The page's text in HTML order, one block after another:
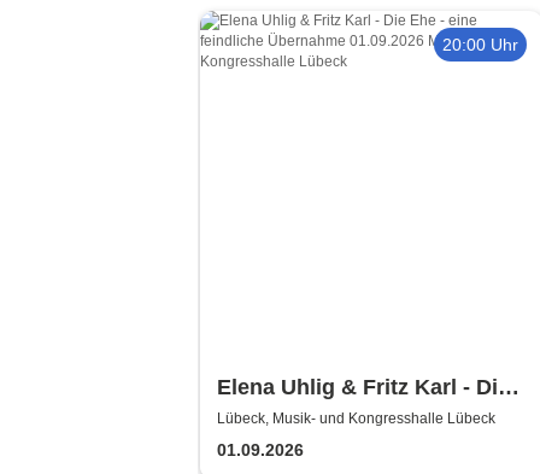
20:00 Uhr
Elena Uhlig & Fritz Karl - Die
Ehe - eine feindliche
Übernahme
Lübeck, Musik- und Kongresshalle Lübeck
01.09.2026